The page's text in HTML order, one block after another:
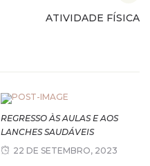
ATIVIDADE FÍSICA
REGRESSO ÀS AULAS E AOS
LANCHES SAUDÁVEIS
22 DE SETEMBRO, 2023